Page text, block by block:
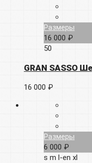
Размеры
16 000 ₽
50
GRAN SASSO
16 000 ₽
Размеры
6 000 ₽
s m l-en xl